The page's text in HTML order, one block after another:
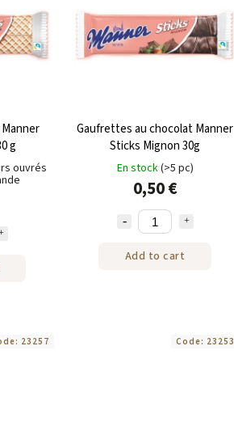
g
ouvrés
Gaufrettes au chocolat Manner
Sticks Mignon 30g
En stock(>5 pc)
0,50 €
Add to cart
23257 Code: 23253